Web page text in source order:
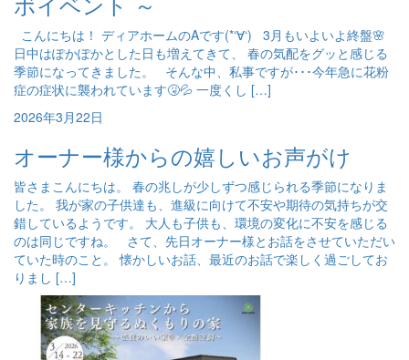
こんにちは！ ディアホームのAです(*‘∀‘) 3月もいよいよ終盤🌸
日中はぽかぽかとした日も増えてきて、 春の気配をグッと感じる
季節になってきました。 そんな中、私事ですが･･･今年急に花粉
症の症状に襲われています🤧💦 一度くし […]
2026年3月22日
オーナー様からの嬉しいお声がけ
皆さまこんにちは。 春の兆しが少しずつ感じられる季節になりま
した。 我が家の子供達も、進級に向けて不安や期待の気持ちが交
錯しているようです。 大人も子供も、環境の変化に不安を感じる
のは同じですね。 さて、先日オーナー様とお話をさせていただい
ていた時のこと。 懐かしいお話、最近のお話で楽しく過ごしてお
りまし […]